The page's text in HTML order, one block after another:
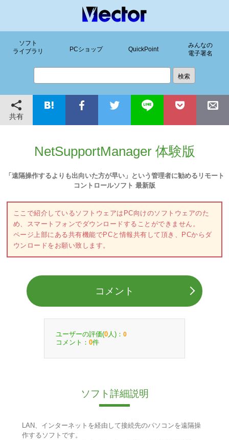
ソフト
ライブラリ
PCショップ QuickPoint
みんなの
電子署名
共有
NetSupportManager 体験版
「遠隔操作するよりも出向いた方が早い」という管理者に勧めるリモート
コントロールソフト 最新版
ここで紹介しているソフトウェアはPC向けのソフトウェアのた
め、スマートフォンでダウンロードすることができません。
ページ上部にある共有機能でPCと情報共有して頂き、PCからダ
ウンロードをお願い致します。
コメント
ユーザーの評価(0 人)： 0
コメント： 0件
ソフト詳細説明
LAN、インターネットを経由して接続先のパソコンを遠隔操
作するソフトです。